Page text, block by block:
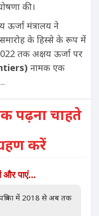
की।
ऊर्जा मंत्रालय ने
के हिस्से के रूप में
तक अक्षय ऊर्जा पर
नामक एक
पढ़ना चाहते
करें
और पाएं...
पत्रिका में 2018 से अब तक